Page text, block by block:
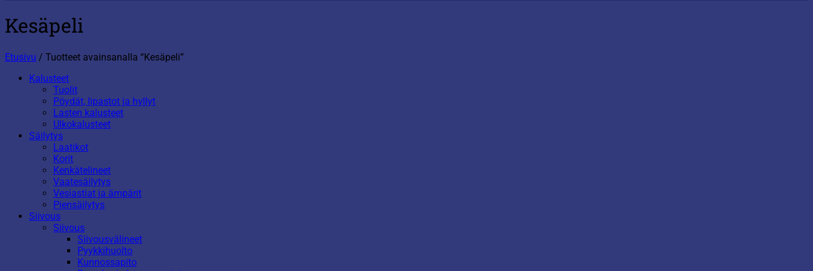
Kesäpeli
Etusivu / Tuotteet avainsanalla “Kesäpeli”
Kalusteet
Tuolit
Pöydät, lipastot ja hyllyt
Lasten kalusteet
Ulkokalusteet
Säilytys
Laatikot
Korit
Kenkätelineet
Vaatesäilytys
Vesiastiat ja ämpärit
Piensäilytys
Siivous
Siivous
Siivousvälineet
Pyykkihuolto
Kunnossapito